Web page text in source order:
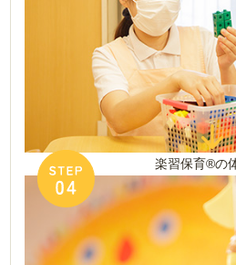
楽習保育®の